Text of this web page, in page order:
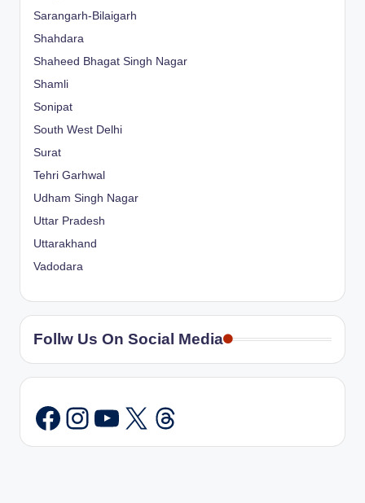
Sarangarh-Bilaigarh
Shahdara
Shaheed Bhagat Singh Nagar
Shamli
Sonipat
South West Delhi
Surat
Tehri Garhwal
Udham Singh Nagar
Uttar Pradesh
Uttarakhand
Vadodara
Follw Us On Social Media
Instagram
YouTube
X Threads